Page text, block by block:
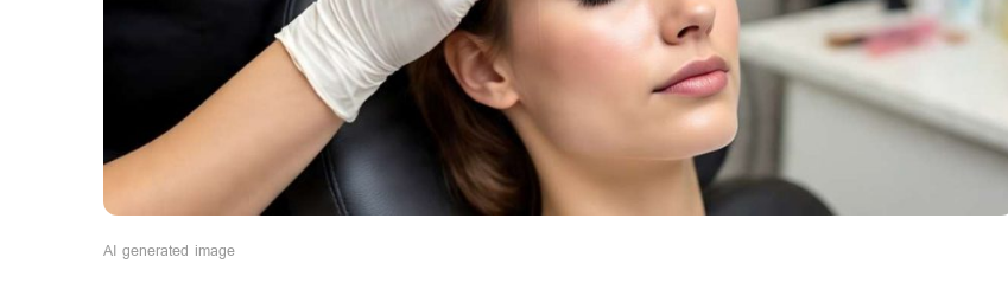
AI generated image